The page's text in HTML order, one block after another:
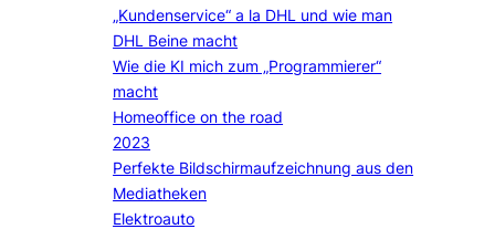
„Kundenservice“ a la DHL und wie man
DHL Beine macht
Wie die KI mich zum „Programmierer“
macht
Homeoffice on the road
2023
Perfekte Bildschirmaufzeichnung aus den
Mediatheken
Elektroauto